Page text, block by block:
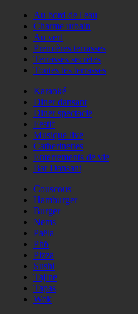
Au bord de l'eau
Charme urbain
Au vert
Premières terrasses
Terrasses secrètes
Toutes les terrasses
Karaoké
Diner dansant
Diner spectacle
Festif
Musique live
Catherinettes
Enterrements de vie
Bar Dansant
Couscous
Hamburger
Burger
Nems
Paëla
Phö
Pizza
Sushi
Tajine
Tapas
Wok